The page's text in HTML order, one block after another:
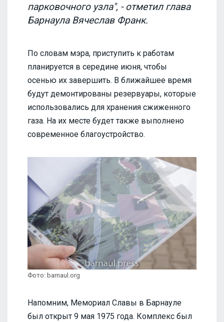
парковочного узла", - отметил глава
Барнаула Вячеслав Франк.
По словам мэра, приступить к работам
планируется в середине июня, чтобы
осенью их завершить. В ближайшее время
будут демонтированы резервуары, которые
использовались для хранения сжиженного
газа. На их месте будет также выполнено
современное благоустройство.
Фото: barnaul.org
Напомним, Мемориал Славы в Барнауле
был открыт 9 мая 1975 года. Комплекс был